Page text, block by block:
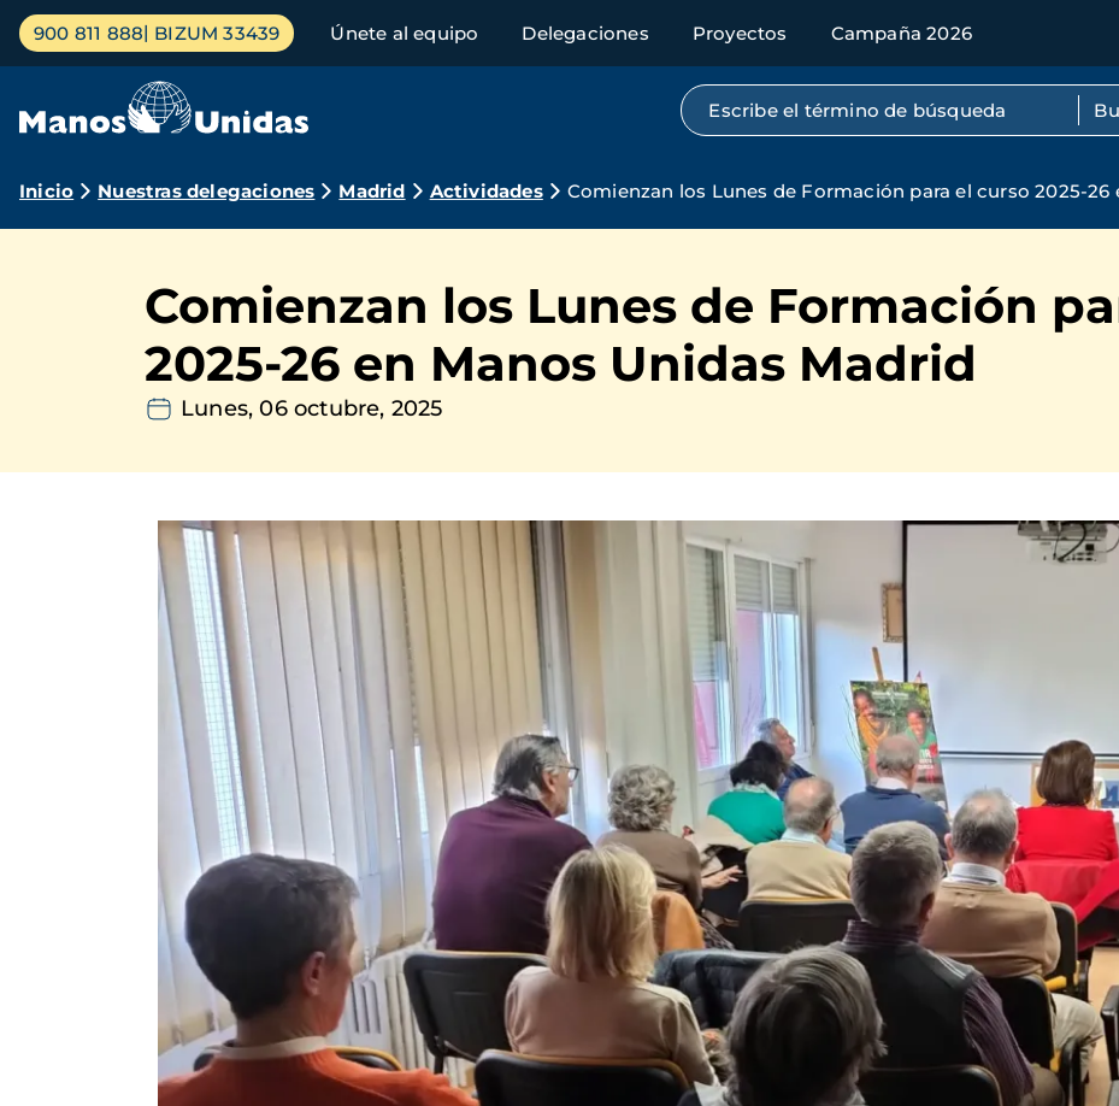
Pasar
contenido
Menú
principal
900 811 888 BIZUM 33439 Únete al equipo Delegaciones Proyectos Campaña 2026
Búsqueda por texto completo
Ruta
navegación
Inicio Nuestras delegaciones Madrid Actividades Comienzan los Lunes de Formación para el curso 2025-26
Comienzan los Lunes de Formación
2025-26 en Manos Unidas Madrid
Lunes, 06 octubre, 2025